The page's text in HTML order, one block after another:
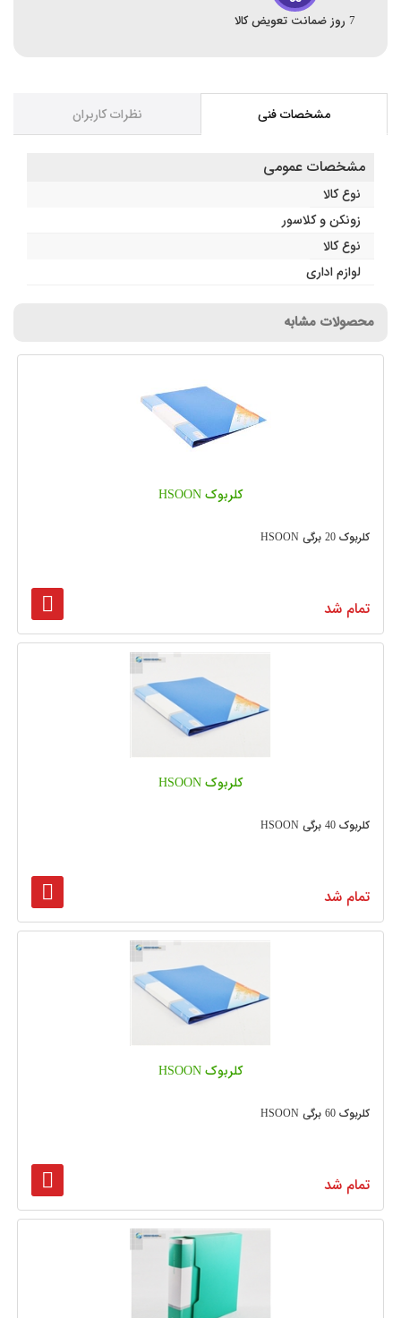
7 روز ضمانت تعویض کالا
مشخصات فنی نظرات کاربران
مشخصات عمومی
نوع کالا
زونکن و کلاسور
نوع کالا
لوازم اداری
محصولات مشابه
کلربوک HSOON
کلربوک 20 برگی HSOON
تمام شد
کلربوک HSOON
کلربوک 40 برگی HSOON
تمام شد
کلربوک HSOON
کلربوک 60 برگی HSOON
تمام شد